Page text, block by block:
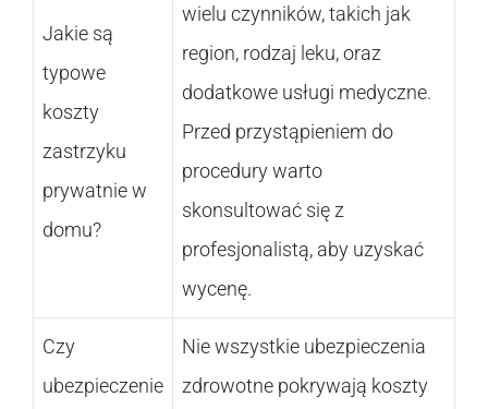
Jakie są
typowe
koszty
zastrzyku
prywatnie w
domu?
wielu czynników, takich jak
region, rodzaj leku, oraz
dodatkowe usługi medyczne.
Przed przystąpieniem do
procedury warto
skonsultować się z
profesjonalistą, aby uzyskać
wycenę.
Czy
ubezpieczenie
Nie wszystkie ubezpieczenia
zdrowotne pokrywają koszty